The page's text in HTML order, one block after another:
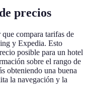
precios
compara tarifas de
y Expedia. Esto
posible para un hotel
sobre el rango de
obteniendo una buena
la navegación y la